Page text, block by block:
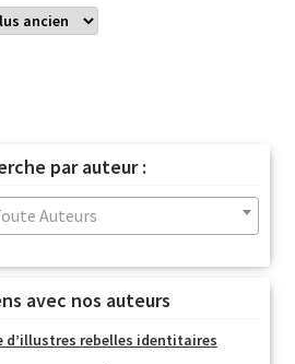
par auteur :
Auteurs
avec nos auteurs
d’illustres rebelles identitaires